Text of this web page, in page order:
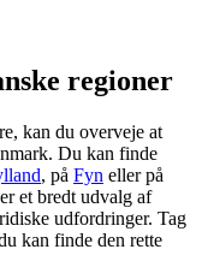
regioner
kan du overveje at
Du kan finde
, på Fyn eller på
et bredt udvalg af
udfordringer. Tag
kan finde den rette